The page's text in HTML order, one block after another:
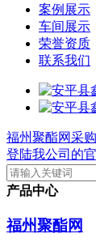
案例展示
车间展示
荣誉资质
联系我们
福州聚酯网采
登陆我公司的
产品中心
福州聚酯网